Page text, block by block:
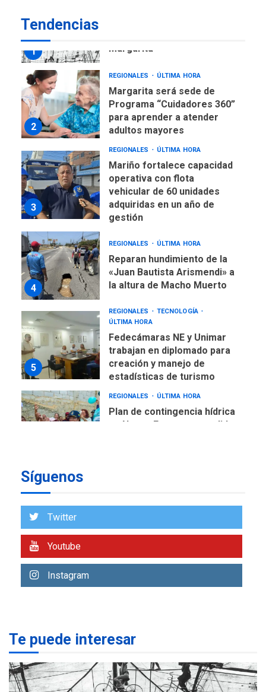
Tendencias
1
Margarita
2
REGIONALES ÚLTIMA HORA
Margarita será sede de
Programa “Cuidadores 360”
para aprender a atender
adultos mayores
3
REGIONALES ÚLTIMA HORA
Mariño fortalece capacidad
operativa con flota
vehicular de 60 unidades
adquiridas en un año de
gestión
4
REGIONALES ÚLTIMA HORA
Reparan hundimiento de la
«Juan Bautista Arismendi» a
la altura de Macho Muerto
5
REGIONALES
TECNOLOGÍA
ÚLTIMA HORA
Fedecámaras NE y Unimar
trabajan en diplomado para
creación y manejo de
estadísticas de turismo
REGIONALES ÚLTIMA HORA
Plan de contingencia hídrica
en Nueva Esparta consolida
7
2
Margarita será sede de
para aprender a atender
adultos mayores
Síguenos
Twitter
Youtube
Instagram
Te puede interesar